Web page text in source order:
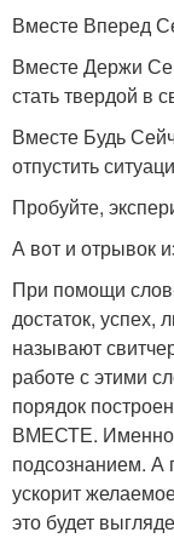
Вместе Вперед
Вместе Держи
стать твердой в
Вместе Будь
отпустить
Пробуйте,
А вот и отрывок
При помощи
достаток,
называют
работе с этими
порядок
ВМЕСТЕ. Именно
подсознанием.
ускорит
это будет